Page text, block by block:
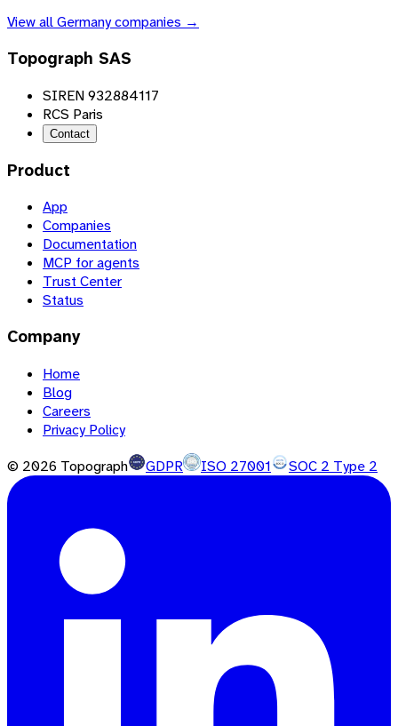
View allGermanycompanies →
Topograph SAS
SIREN 932884117
RCS Paris
Contact
Product
App
Companies
Documentation
MCP for agents
Trust Center
Status
Company
Home
Blog
Careers
Privacy Policy
© 2026 Topograph GDPR ISO 27001 SOC 2 Type 2